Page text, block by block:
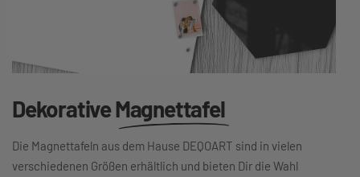
DekorativeMagnettafel
Die Magnettafeln aus dem Hause DEQOART sind in vielen
verschiedenen Größen erhältlich und bieten Dir die Wahl